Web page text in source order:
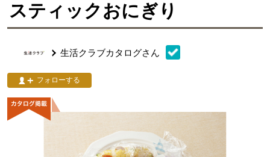
スティックおにぎり
生活クラブカタログさん
フォローする